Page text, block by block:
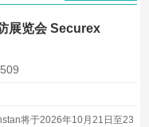
展览会 Securex
将于2026年10月21日至23